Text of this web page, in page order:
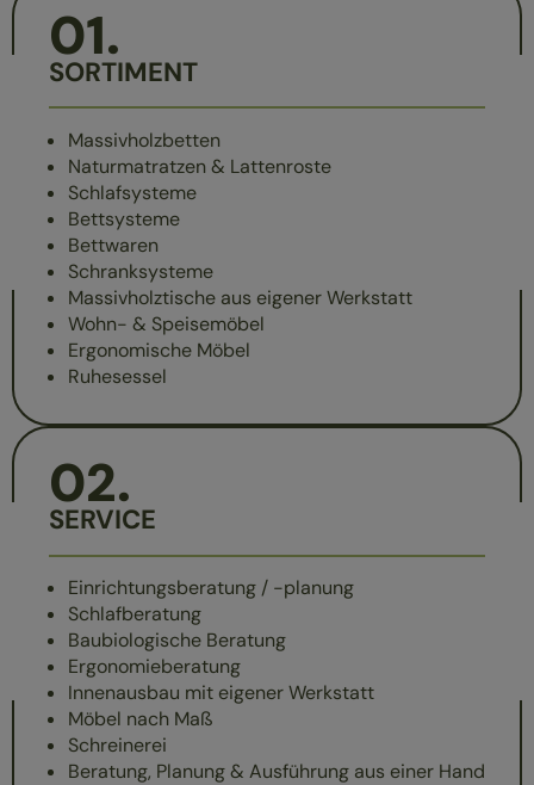
01.
SORTIMENT
Massivholzbetten
Naturmatratzen & Lattenroste
Schlafsysteme
Bettsysteme
Bettwaren
Schranksysteme
Massivholztische aus eigener Werkstatt
Wohn- & Speisemöbel
Ergonomische Möbel
Ruhesessel
02.
SERVICE
Einrichtungsberatung / -planung
Schlafberatung
Baubiologische Beratung
Ergonomieberatung
Innenausbau mit eigener Werkstatt
Möbel nach Maß
Schreinerei
Beratung, Planung & Ausführung aus einer Hand